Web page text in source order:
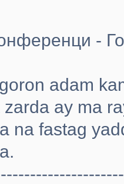
-
adam
ay ma
na fastag